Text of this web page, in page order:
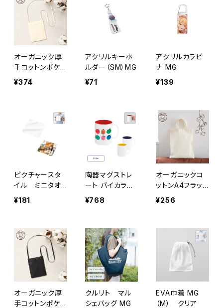
オーガニック厚
手コットンポケッ
トサコッシュ MG
¥374
アクリルキーホ
ルダー（SM）MG
¥71
アクリルカラビ
ナ MG
¥139
ピクチャースタ
イル ミニタオ
ル MG 昇華転写
¥181
陶器マグストレ
ート バイカラー
MG
¥768
オーガニックコ
ットンA4フラット
バッグ ナチュ
¥256
オーガニック厚
手コットンポケッ
クルリト マル
シェバッグ MG
EVA巾着 MG
（M） クリア